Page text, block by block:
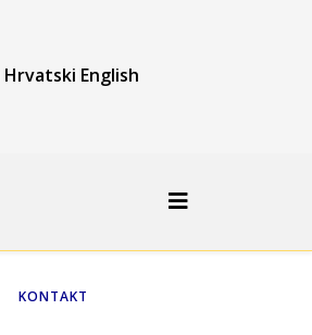
Hrvatski English
KONTAKT